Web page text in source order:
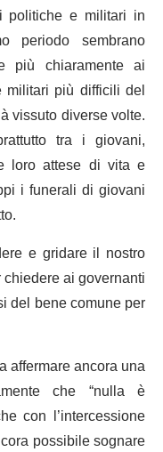
politiche e militari in
periodo sembrano
più chiaramente ai
più difficili del
vissuto diverse volte.
tra i giovani,
loro attese di vita e
i funerali di giovani
e gridare il nostro
ai governanti
del bene comune per
affermare ancora una
che “nulla è
con l’intercessione
possibile sognare